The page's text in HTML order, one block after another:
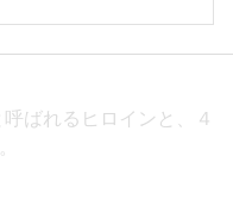
ばれるヒロインと、４